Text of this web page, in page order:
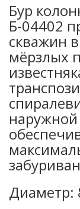
Бур
Б-04402
скважин
мёрзлых
Диаметр: